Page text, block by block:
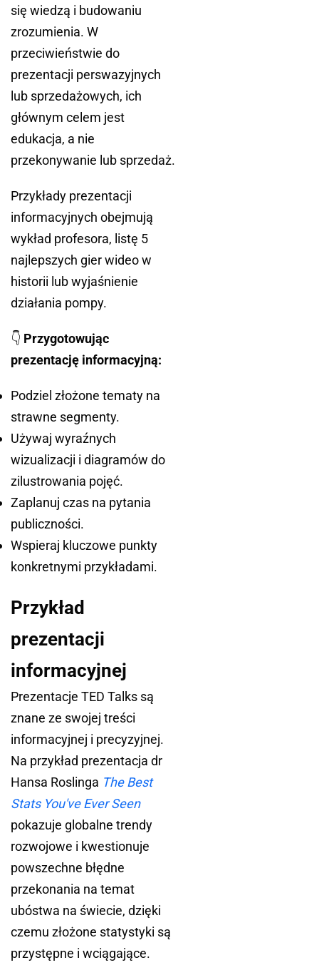
się wiedzą i budowaniu
zrozumienia. W
przeciwieństwie do
prezentacji perswazyjnych
lub sprzedażowych, ich
głównym celem jest
edukacja, a nie
przekonywanie lub sprzedaż.
Przykłady prezentacji
informacyjnych obejmują
wykład profesora, listę 5
najlepszych gier wideo w
historii lub wyjaśnienie
działania pompy.
👇 Przygotowując
prezentację informacyjną:
Podziel złożone tematy na
strawne segmenty.
Używaj wyraźnych
wizualizacji i diagramów do
zilustrowania pojęć.
Zaplanuj czas na pytania
publiczności.
Wspieraj kluczowe punkty
konkretnymi przykładami.
Przykład
prezentacji
informacyjnej
Prezentacje TED Talks są
znane ze swojej treści
informacyjnej i precyzyjnej.
Na przykład prezentacja dr
Hansa Roslinga The Best
Stats You've Ever Seen
pokazuje globalne trendy
rozwojowe i kwestionuje
powszechne błędne
przekonania na temat
ubóstwa na świecie, dzięki
czemu złożone statystyki są
przystępne i wciągające.